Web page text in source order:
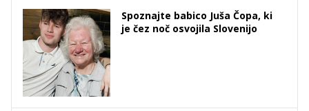
Spoznajte babico Juša Čopa, ki
je čez noč osvojila Slovenijo